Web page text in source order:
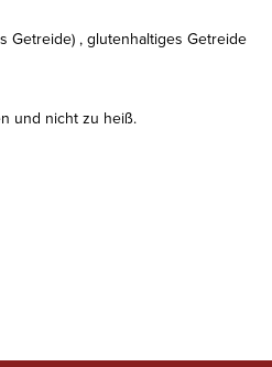
Getreide) , glutenhaltiges Getreide
und nicht zu heiß.